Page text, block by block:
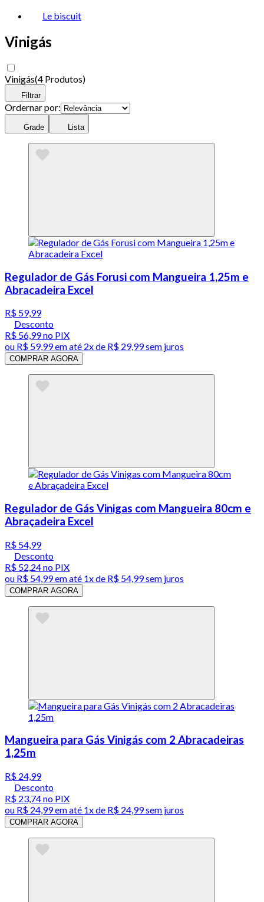
Le biscuit
Vinigás
Vinigás(4 Produtos)
Filtrar
Ordernar por:
Grade Lista
Regulador de Gás Forusi com Mangueira 1,25m e
Abracadeira Excel
R$ 59,99
Desconto
R$ 56,99no PIX
ou R$ 59,99em até 2x de R$ 29,99 sem juros
COMPRAR AGORA
Regulador de Gás Vinigas com Mangueira 80cm e
Abraçadeira Excel
R$ 54,99
Desconto
R$ 52,24no PIX
ou R$ 54,99em até 1x de R$ 54,99sem juros
COMPRAR AGORA
Mangueira para Gás Vinigás com 2 Abracadeiras
1,25m
R$ 24,99
Desconto
R$ 23,74no PIX
ou R$ 24,99em até 1x de R$ 24,99sem juros
COMPRAR AGORA